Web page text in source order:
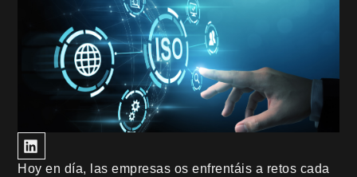
Hoy en día, las empresas os enfrentáis a retos cada